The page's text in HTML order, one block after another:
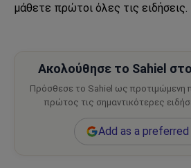
μάθετε πρώτοι όλες τις ειδήσεις.
Ακολούθησε το Sahiel
Πρόσθεσε το Sahiel ως προτιμώμενη
πρώτος τις σημαντικότερες
Add as a